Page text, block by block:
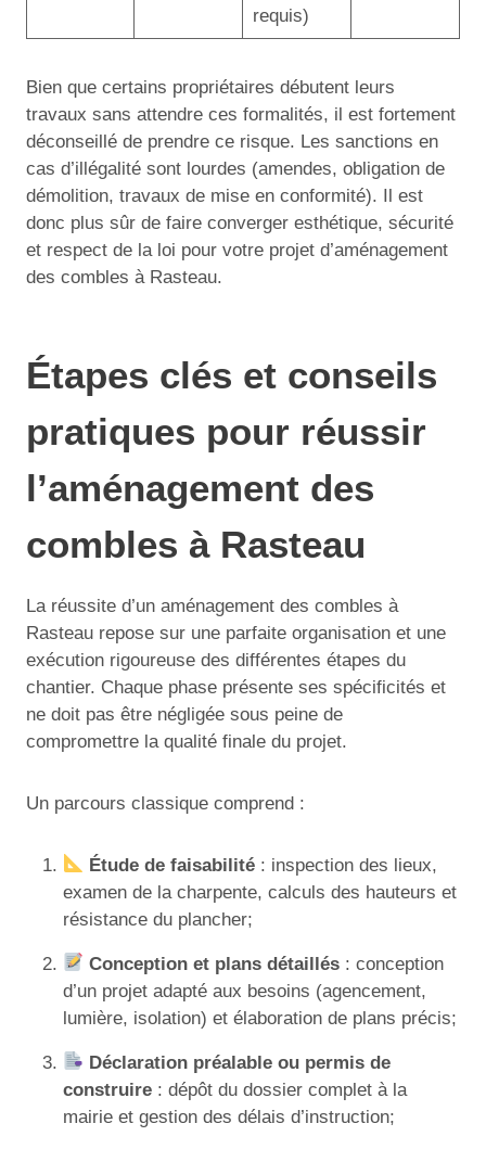
requis)
Bien que certains propriétaires débutent leurs
travaux sans attendre ces formalités, il est fortement
déconseillé de prendre ce risque. Les sanctions en
cas d’illégalité sont lourdes (amendes, obligation de
démolition, travaux de mise en conformité). Il est
donc plus sûr de faire converger esthétique, sécurité
et respect de la loi pour votre projet d’aménagement
des combles à Rasteau.
Étapes clés et conseils
pratiques pour réussir
l’aménagement des
combles à Rasteau
La réussite d’un aménagement des combles à
Rasteau repose sur une parfaite organisation et une
exécution rigoureuse des différentes étapes du
chantier. Chaque phase présente ses spécificités et
ne doit pas être négligée sous peine de
compromettre la qualité finale du projet.
Un parcours classique comprend :
Étude de faisabilité : inspection des lieux,
examen de la charpente, calculs des hauteurs et
résistance du plancher;
Conception et plans détaillés : conception
d’un projet adapté aux besoins (agencement,
lumière, isolation) et élaboration de plans précis;
Déclaration préalable ou permis de
construire : dépôt du dossier complet à la
mairie et gestion des délais d’instruction;